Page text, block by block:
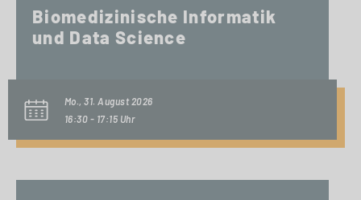
Biomedizinische Informatik
und Data Science
Mo., 31. August 2026
16:30 - 17:15 Uhr